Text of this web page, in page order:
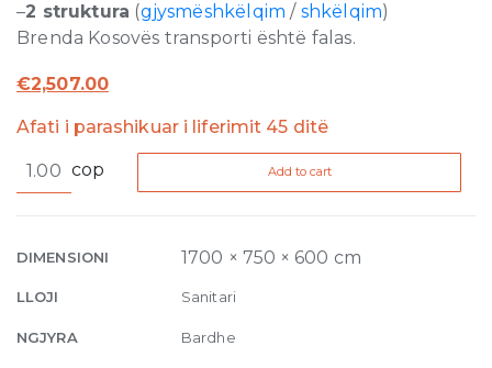
–2 struktura (gjysmëshkëlqim / shkëlqim)
Brenda Kosovës transporti është falas.
€2,507.00
Afati i parashikuar i liferimit 45 ditë
Freestanding
Glossy
x
75
cop Add to cart
DIMENSIONI 1700 × 750 × 600 cm
LLOJI Sanitari
NGJYRA Bardhe